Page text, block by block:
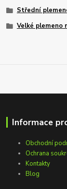
Střední
Velké plemeno
Informace
Obchodní
Ochrana
Kontakty
Blog